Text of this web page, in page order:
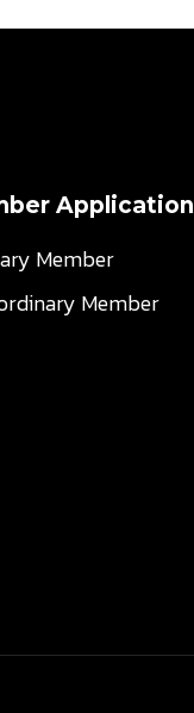
Application
Member
Member